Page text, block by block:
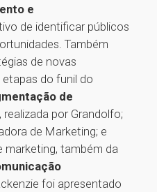
e
de identificar públicos
Também
de novas
do funil do
de
, realizada por Grandolfo;
de Marketing; e
marketing, também da
foi apresentado